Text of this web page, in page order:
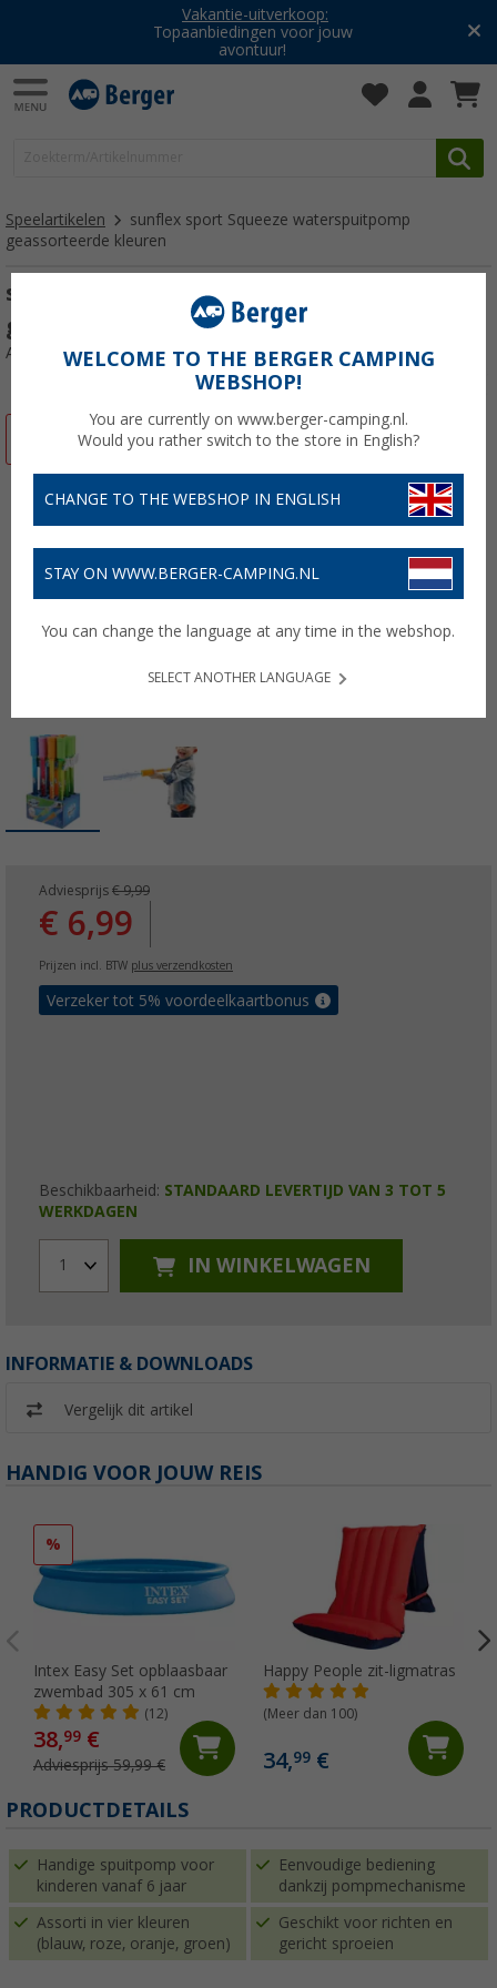
Vakantie-uitverkoop:
Topaanbiedingen voor jouw
avontuur!
Speelartikelen
sunflex sport Squeeze waterspuitpomp
geassorteerde kleuren
sunflex sport Squeeze waterspuitpomp
geassorteerde kleuren
Artikelnr: 448497
-30%
Adviesprijs € 9,99
€ 6,99
Prijzen incl. BTW plus verzendkosten
Verzeker tot 5% voordeelkaartbonus
Beschikbaarheid: STANDAARD LEVERTIJD VAN 3 TOT 5
WERKDAGEN
1 IN WINKELWAGEN
INFORMATIE & DOWNLOADS
Vergelijk dit artikel
HANDIG VOOR JOUW REIS
%
Intex Easy Set opblaasbaar
zwembad 305 x 61 cm
(12)
38,99 €
Adviesprijs 59,99 €
Happy People zit-ligmatras
(Meer dan 100)
34,99€
PRODUCTDETAILS
Handige spuitpomp voor
kinderen vanaf 6 jaar
Eenvoudige bediening
dankzij pompmechanisme
Assorti in vier kleuren
(blauw, roze, oranje, groen)
Geschikt voor richten en
gericht sproeien
WELCOME TO THE BERGER CAMPING
WEBSHOP!
You are currently on www.berger-camping.nl.
Would you rather switch to the store in English?
CHANGE TO THE WEBSHOP IN ENGLISH
STAY ON WWW.BERGER-CAMPING.NL
You can change the language at any time in the webshop.
SELECT ANOTHER LANGUAGE